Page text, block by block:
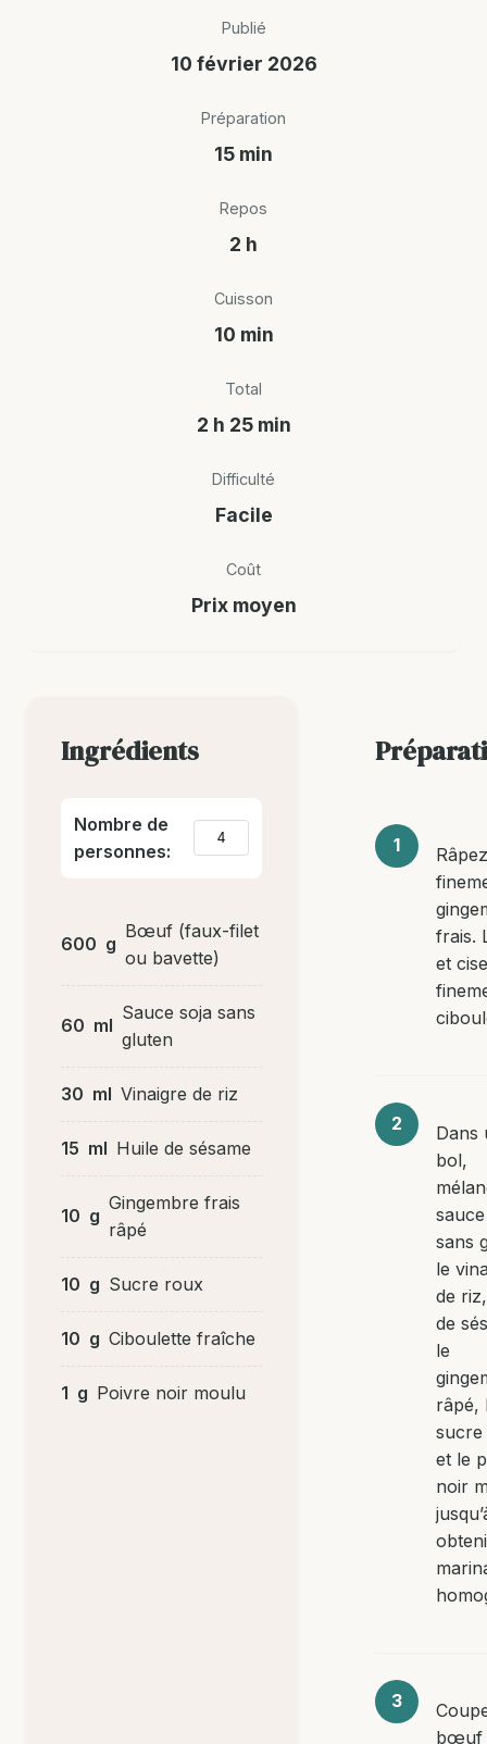
Publié
10 février 2026
Préparation
15 min
Repos
2 h
Cuisson
10 min
Total
2 h 25 min
Difficulté
Facile
Coût
Prix moyen
Ingrédients
Nombre de
personnes:
600 g
Bœuf (faux-filet
ou bavette)
60 ml
Sauce soja sans
gluten
30 ml Vinaigre de riz
15 ml Huile de sésame
10 g
Gingembre frais
râpé
10 g Sucre roux
10 g Ciboulette fraîche
1 g Poivre noir moulu
Râpez
frais.
et
Dans
bol,
sans
le
de
de
le
râpé,
et le
noir
bœuf